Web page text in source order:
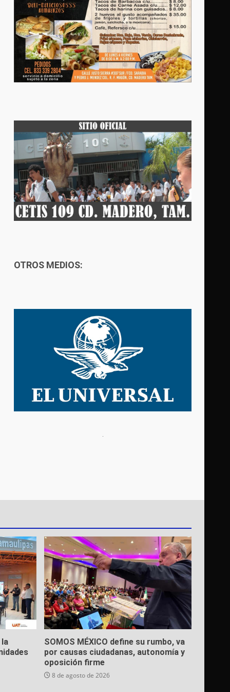
OTROS MEDIOS:
SOMOS MÉXICO define su rumbo, va
por causas ciudadanas, autonomía y
oposición firme
8 de agosto de 2026